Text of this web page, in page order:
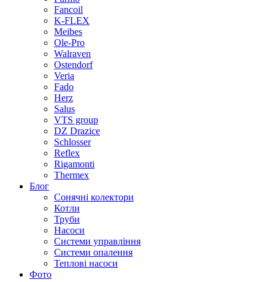
Fancoil
K-FLEX
Meibes
Ole-Pro
Walraven
Ostendorf
Veria
Fado
Herz
Salus
VTS group
DZ Drazice
Schlosser
Reflex
Rigamonti
Thermex
Блог
Сонячні колектори
Котли
Труби
Насоси
Системи управління
Системи опалення
Теплові насоси
Фото